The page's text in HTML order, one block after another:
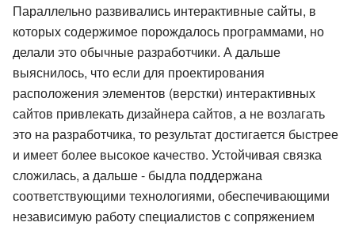
Параллельно развивались интерактивные сайты, в
которых содержимое порождалось программами, но
делали это обычные разработчики. А дальше
выяснилось, что если для проектирования
расположения элементов (верстки) интерактивных
сайтов привлекать дизайнера сайтов, а не возлагать
это на разработчика, то результат достигается быстрее
и имеет более высокое качество. Устойчивая связка
сложилась, а дальше - быдла поддержана
соответствующими технологиями, обеспечивающими
независимую работу специалистов с сопряжением